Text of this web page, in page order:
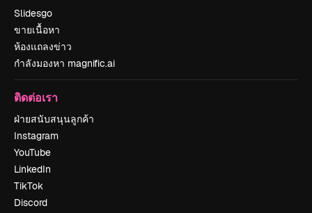
Slidesgo
ขายเนื้อหา
ห้องแถลงข่าว
กำลังมองหา magnific.ai
ติดต่อเรา
ฝ่ายสนับสนุนลูกค้า
Instagram
YouTube
LinkedIn
TikTok
Discord